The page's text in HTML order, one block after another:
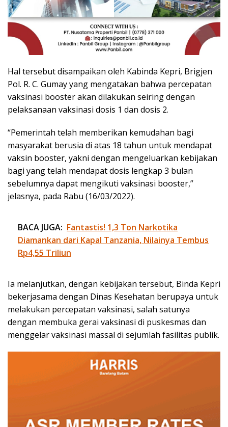
Hal tersebut disampaikan oleh Kabinda Kepri, Brigjen
Pol. R. C. Gumay yang mengatakan bahwa percepatan
vaksinasi booster akan dilakukan seiring dengan
pelaksanaan vaksinasi dosis 1 dan dosis 2.
“Pemerintah telah memberikan kemudahan bagi
masyarakat berusia di atas 18 tahun untuk mendapat
vaksin booster, yakni dengan mengeluarkan kebijakan
bagi yang telah mendapat dosis lengkap 3 bulan
sebelumnya dapat mengikuti vaksinasi booster,”
jelasnya, pada Rabu (16/03/2022).
BACA JUGA: Fantastis! 1,3 Ton Narkotika
Diamankan dari Kapal Tanzania, Nilainya Tembus
Rp4,55 Triliun
Ia melanjutkan, dengan kebijakan tersebut, Binda Kepri
bekerjasama dengan Dinas Kesehatan berupaya untuk
melakukan percepatan vaksinasi, salah satunya
dengan membuka gerai vaksinasi di puskesmas dan
menggelar vaksinasi massal di sejumlah fasilitas publik.